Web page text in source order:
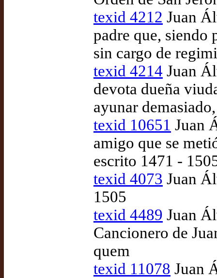
texid 4212 Juan
padre que, siendo
sin cargo de
texid 4214 Juan
devota dueña
ayunar
texid 10651 Juan
amigo que se
escrito 1471 -
texid 4073 Juan
1505
texid 4489 Juan
Cancionero de
quem
texid 11078 Juan